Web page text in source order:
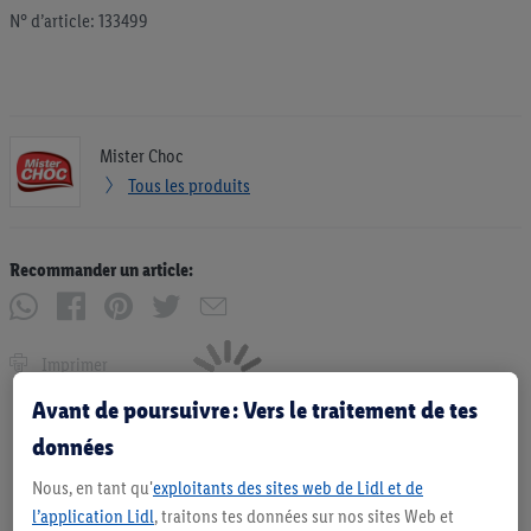
N° d’article: 133499
Mister Choc
Tous les produits
Recommander un article:
Imprimer
Avant de poursuivre : Vers le traitement de tes
données
Nous, en tant qu'exploitants des sites web de Lidl et de
l’application Lidl, traitons tes données sur nos sites Web et